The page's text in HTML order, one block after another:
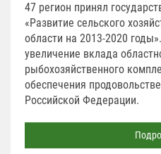
47 регион принял
«Развитие сельского
области на 2013-2020
увеличение вклада
рыбохозяйственного
обеспечения
Российской Федерации.